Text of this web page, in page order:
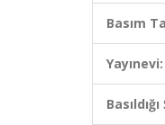
Basım
Yayınevi: